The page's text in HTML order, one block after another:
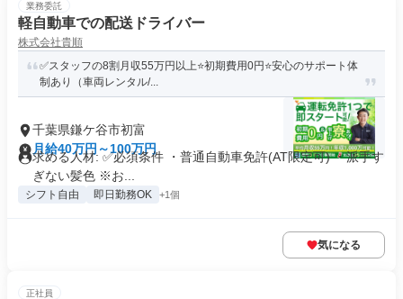
業務委託
軽自動車での配送ドライバー
株式会社貴順
✅スタッフの8割月収55万円以上⭐️初期費用0円⭐️安心のサポート体
制あり（車両レンタル/...
千葉県鎌ケ谷市初富
月給40万円～100万円
求める人材: ✅️必須条件 ・普通自動車免許(AT限定可) ・派手す
ぎない髪色 ※お...
シフト自由 即日勤務OK +1個
気になる
正社員